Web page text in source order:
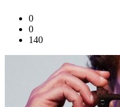
0
0
140